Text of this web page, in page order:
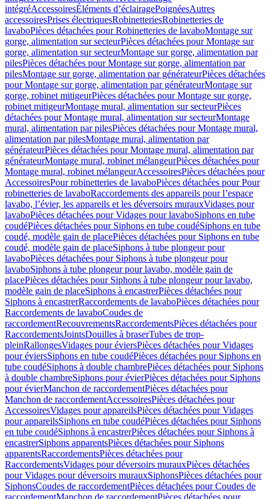
intégréAccessoiresÉléments d’éclairagePoignéesAutres
accessoiresPrises électriquesRobinetteriesRobinetteries de
lavaboPièces détachées pour Robinetteries de lavaboMontage sur
gorge, alimentation sur secteurPièces détachées pour Montage sur
gorge, alimentation sur secteurMontage sur gorge, alimentation par
pilesPièces détachées pour Montage sur gorge, alimentation par
pilesMontage sur gorge, alimentation par générateurPièces détachées
pour Montage sur gorge, alimentation par générateurMontage sur
gorge, robinet mitigeurPièces détachées pour Montage sur gorge,
robinet mitigeurMontage mural, alimentation sur secteurPièces
détachées pour Montage mural, alimentation sur secteurMontage
mural, alimentation par pilesPièces détachées pour Montage mural,
alimentation par pilesMontage mural, alimentation par
générateurPièces détachées pour Montage mural, alimentation par
générateurMontage mural, robinet mélangeurPièces détachées pour
Montage mural, robinet mélangeurAccessoiresPièces détachées pour
AccessoiresPour robinetteries de lavaboPièces détachées pour Pour
robinetteries de lavaboRaccordements des appareils pour l’espace
lavabo, l’évier, les appareils et les déversoirs murauxVidages pour
lavaboPièces détachées pour Vidages pour lavaboSiphons en tube
coudéPièces détachées pour Siphons en tube coudéSiphons en tube
coudé, modèle gain de placePièces détachées pour Siphons en tube
coudé, modèle gain de placeSiphons à tube plongeur pour
lavaboPièces détachées pour Siphons à tube plongeur pour
lavaboSiphons à tube plongeur pour lavabo, modèle gain de
placePièces détachées pour Siphons à tube plongeur pour lavabo,
modèle gain de placeSiphons à encastrerPièces détachées pour
Siphons à encastrerRaccordements de lavaboPièces détachées pour
Raccordements de lavaboCoudes de
raccordementRecouvrementsRaccordementsPièces détachées pour
RaccordementsJointsDouilles à braserTubes de trop-
pleinRallongesVidages pour éviersPièces détachées pour Vidages
pour éviersSiphons en tube coudéPièces détachées pour Siphons en
tube coudéSiphons à double chambrePièces détachées pour Siphons
à double chambreSiphons pour évierPièces détachées pour Siphons
pour évierManchon de raccordementPièces détachées pour
Manchon de raccordementAccessoiresPièces détachées pour
AccessoiresVidages pour appareilsPièces détachées pour Vidages
pour appareilsSiphons en tube coudéPièces détachées pour Siphons
en tube coudéSiphons à encastrerPièces détachées pour Siphons à
encastrerSiphons apparentsPièces détachées pour Siphons
apparentsRaccordementsPièces détachées pour
RaccordementsVidages pour déversoirs murauxPièces détachées
pour Vidages pour déversoirs murauxSiphonsPièces détachées pour
SiphonsCoudes de raccordementPièces détachées pour Coudes de
raccordementManchon de raccordementPièces détachées pour